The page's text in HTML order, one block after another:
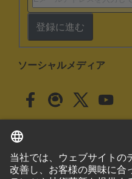
登録に進む
ソーシャルメディア
日本 日本語